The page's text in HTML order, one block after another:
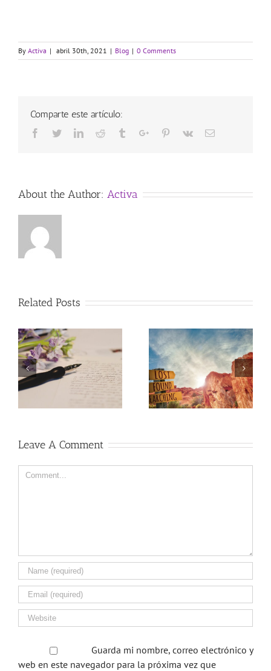
By Activa | abril 30th, 2021 | Blog | 0 Comments
Comparte este artículo:
Facebook
TwitterLinkedinReddit TumblrGoogle+Pinterest
Vk Email
About the Author: Activa
Related Posts
PERDERSE FORMA
PARTE DEL
CAMINO
¿POR QUÉ LAS
DIETAS NO
FUNCIONAN?
Leave A Comment
Comment
Guarda mi nombre, correo electrónico y
web en este navegador para la próxima vez que